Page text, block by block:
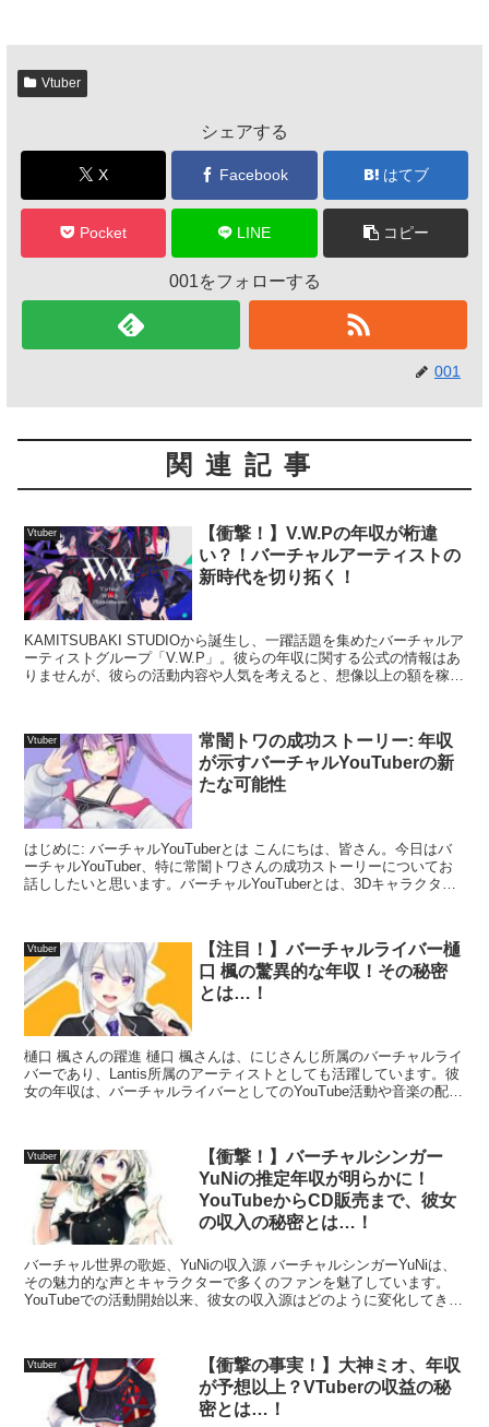
Vtuber
シェアする
X Facebook はてブ
Pocket LINE コピー
001をフォローする
001
関連記事
Vtuber
【衝撃！】V.W.Pの年収が桁違
い？！バーチャルアーティストの
新時代を切り拓く！
KAMITSUBAKI STUDIOから誕生し、一躍話題を集めたバーチャルア
ーティストグループ「V.W.P」。彼らの年収に関する公式の情報はあ
りませんが、彼らの活動内容や人気を考えると、想像以上の額を稼い
Vtuber
常闇トワの成功ストーリー: 年収
が示すバーチャルYouTuberの新
たな可能性
はじめに: バーチャルYouTuberとは こんにちは、皆さん。今日はバ
ーチャルYouTuber、特に常闇トワさんの成功ストーリーについてお
話ししたいと思います。バーチャルYouTuberとは、3Dキャラクター
Vtuber
【注目！】バーチャルライバー樋
口 楓の驚異的な年収！その秘密
とは…！
樋口 楓さんの躍進 樋口 楓さんは、にじさんじ所属のバーチャルライ
バーであり、Lantis所属のアーティストとしても活躍しています。彼
女の年収は、バーチャルライバーとしてのYouTube活動や音楽の配
Vtuber
【衝撃！】バーチャルシンガー
YuNiの推定年収が明らかに！
YouTubeからCD販売まで、彼女
の収入の秘密とは…！
バーチャル世界の歌姫、YuNiの収入源 バーチャルシンガーYuNiは、
その魅力的な声とキャラクターで多くのファンを魅了しています。
YouTubeでの活動開始以来、彼女の収入源はどのように変化してきた
Vtuber
【衝撃の事実！】大神ミオ、年収
が予想以上？VTuberの収益の秘
密とは…！